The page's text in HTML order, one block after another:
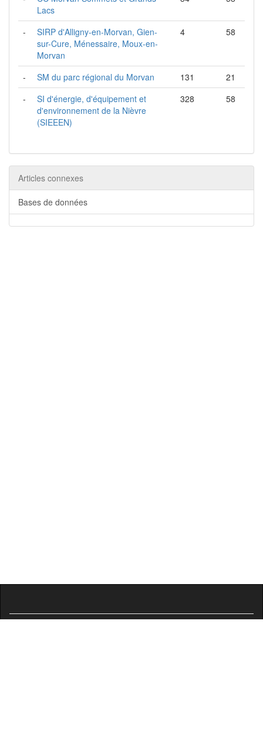
Lacs
-
SIRP d'Alligny-en-Morvan, Gien-
sur-Cure, Ménessaire, Moux-en-
Morvan
4 58
- SM du parc régional du Morvan 131
21
-
SI d'énergie, d'équipement et
d'environnement de la Nièvre
(SIEEEN)
328 58
Articles connexes
Bases de données